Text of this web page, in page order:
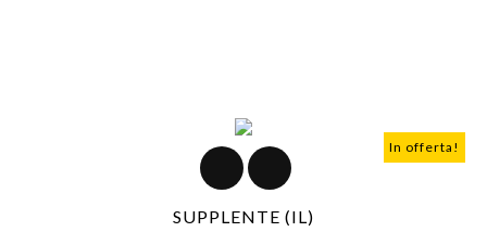
In offerta!
SUPPLENTE (IL)